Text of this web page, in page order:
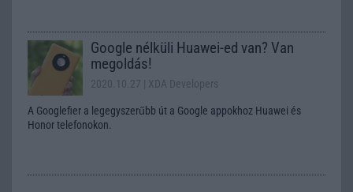
Google nélküli Huawei-ed van? Van
megoldás!
2020.10.27 | XDA Developers
A Googlefier a legegyszerűbb út a Google appokhoz Huawei és
Honor telefonokon.